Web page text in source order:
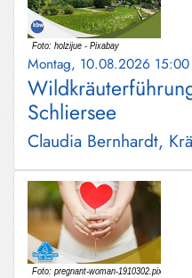
Montag, 10.08.2026
Schliersee
Claudia Bernhardt,